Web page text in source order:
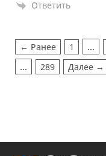
Ответить
← Ранее 1 …
… 289 Далее →